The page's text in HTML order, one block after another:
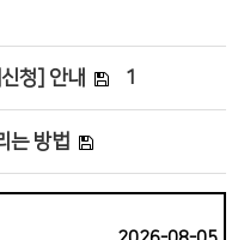
청] 안내 1
는 방법